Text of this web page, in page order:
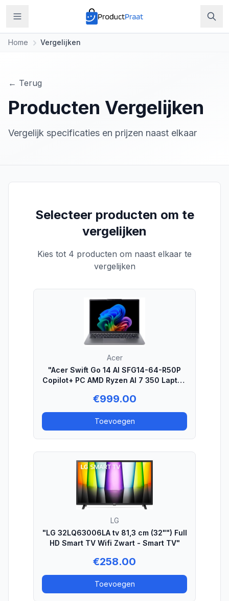
Home Vergelijken
← Terug
Producten Vergelijken
Vergelijk specificaties en prijzen naast elkaar
Selecteer producten om te
vergelijken
Kies tot 4 producten om naast elkaar te
vergelijken
Acer
"Acer Swift Go 14 AI SFG14-64-R50P
Copilot+ PC AMD Ryzen AI 7 350 Laptop
SDRAM 1 TB SSD Wi-Fi 7 (802.11be)
Windows 11 Home US International
Zilver"
€999.00
Toevoegen
LG
"LG 32LQ63006LA tv 81,3 cm (32"") Full
HD Smart TV Wifi Zwart - Smart TV"
€258.00
Toevoegen